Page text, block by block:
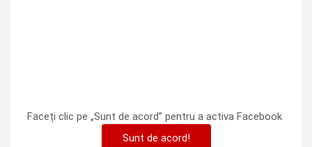
Faceți clic pe „Sunt de acord” pentru a activa Facebook
Sunt de acord!